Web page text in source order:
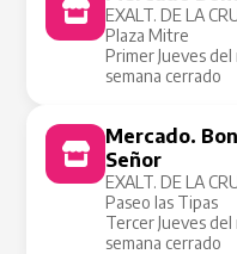
EXALT. DE LA
Plaza Mitre
Primer Jueves
semana cerrado
Mercado.
Señor
EXALT. DE LA
Paseo las Tipas
Tercer Jueves
semana cerrado